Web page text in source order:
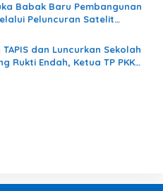
Babak Baru Pembangunan
Peluncuran Satelit
dan Luncurkan Sekolah
Rukti Endah, Ketua TP PKK